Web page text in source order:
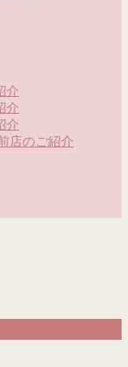
介
介
介
店のご紹介